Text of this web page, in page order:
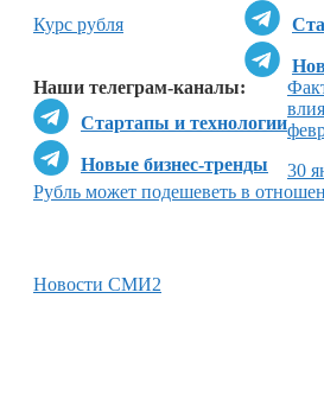
Наши телеграм-каналы:
Стартапы и технологии
Новые бизнес-тренды
Курс рубля
30
Рубль может подешеветь в
Новости СМИ2